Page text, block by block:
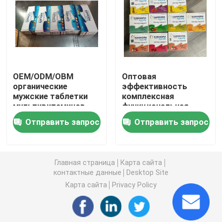
Дополнения женщин травяные
Дополнение груди травяное
Травяные капсулы для увеличения веса
Травяная капсула потери веса
Коллаген забеливая капсулу
Витамин Gummies биотина
OEM/ODM/OBM
органические
мужские таблетки
мультивитаминов
для мужчин
Витамины
увеличивают
Мультивитамины
Отправить запрос
Оптовая
эффективность
комплексная
функциональная
медицинская
помощь горячий коза
трава пищевая
Отправить запрос
Главная страница
Карта сайта
контактные данные
Desktop Site
Карта сайта
Privacy Policy